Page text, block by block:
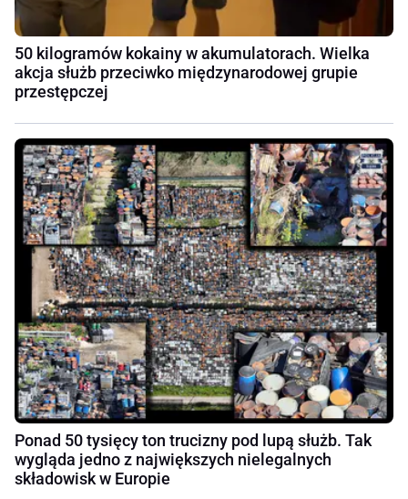
50 kilogramów kokainy w akumulatorach. Wielka
akcja służb przeciwko międzynarodowej grupie
przestępczej
Ponad 50 tysięcy ton trucizny pod lupą służb. Tak
wygląda jedno z największych nielegalnych
składowisk w Europie